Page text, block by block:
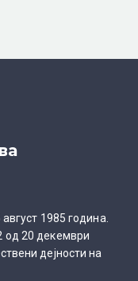
1985 година.
од 20 декември
дејности на